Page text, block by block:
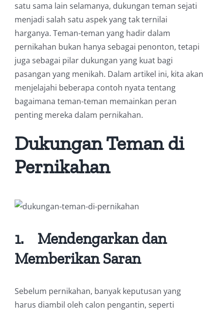
satu sama lain selamanya, dukungan teman sejati
menjadi salah satu aspek yang tak ternilai
harganya. Teman-teman yang hadir dalam
pernikahan bukan hanya sebagai penonton, tetapi
juga sebagai pilar dukungan yang kuat bagi
pasangan yang menikah. Dalam artikel ini, kita akan
menjelajahi beberapa contoh nyata tentang
bagaimana teman-teman memainkan peran
penting mereka dalam pernikahan.
Dukungan Teman di
Pernikahan
1. Mendengarkan dan
Memberikan Saran
Sebelum pernikahan, banyak keputusan yang
harus diambil oleh calon pengantin, seperti